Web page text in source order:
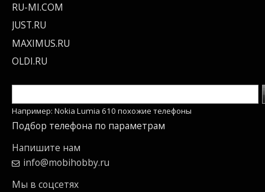
RU-MI.COM
JUST.RU
MAXIMUS.RU
OLDI.RU
Например: Nokia Lumia 610 похожие телефоны
Подбор телефона по параметрам
Напишите нам
info@mobihobby.ru
Мы в соцсетях